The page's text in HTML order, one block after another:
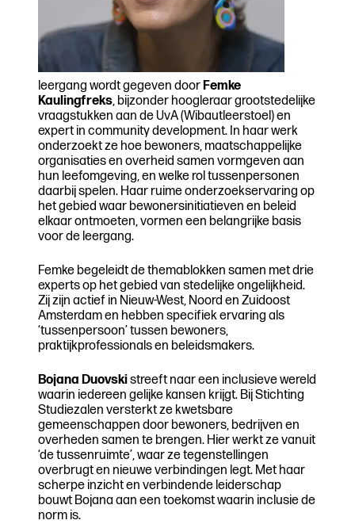
leergang wordt gegeven doorFemke
Kaulingfreks, bijzonder hoogleraar grootstedelijke
vraagstukken aan de UvA (Wibautleerstoel) en
expert in community development. In haar werk
onderzoekt ze hoe bewoners, maatschappelijke
organisaties en overheid samen vormgeven aan
hun leefomgeving, en welke rol tussenpersonen
daarbij spelen. Haar ruime onderzoekservaring op
het gebied waar bewonersinitiatieven en beleid
elkaar ontmoeten, vormen een belangrijke basis
voor de leergang.
Femke begeleidt de themablokken samen met drie
experts op het gebied van stedelijke ongelijkheid.
Zij zijn actief in Nieuw-West, Noord en Zuidoost
Amsterdam en hebben specifiek ervaring als
‘tussenpersoon’ tussen bewoners,
praktijkprofessionals en beleidsmakers.
Bojana Duovskistreeft naar een inclusieve wereld
waarin iedereen gelijke kansen krijgt. Bij Stichting
Studiezalen versterkt ze kwetsbare
gemeenschappen door bewoners, bedrijven en
overheden samen te brengen. Hier werkt ze vanuit
‘de tussenruimte’, waar ze tegenstellingen
overbrugt en nieuwe verbindingen legt. Met haar
scherpe inzicht en verbindende leiderschap
bouwt Bojana aan een toekomst waarin inclusie de
norm is.